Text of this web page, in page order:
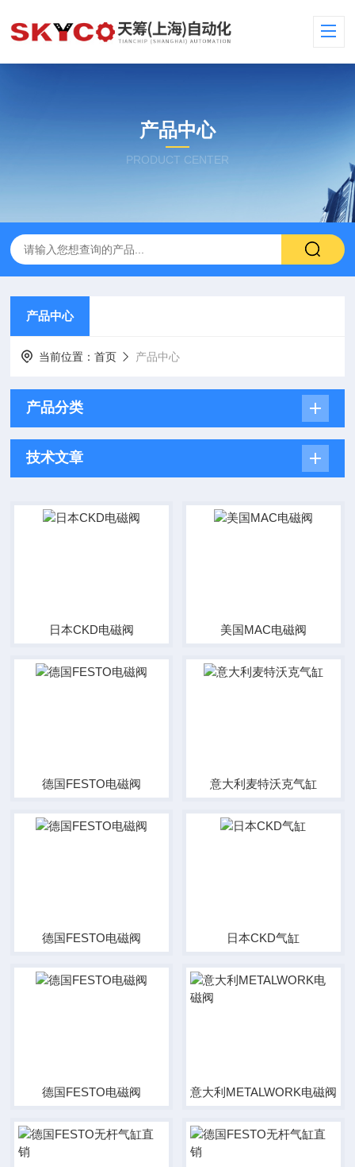
产品中心
PRODUCT CENTER
产品中心
当前位置：首页 产品中心
产品分类
技术文章
日本CKD电磁阀 美国MAC电磁阀
德国FESTO电磁阀 意大利麦特沃克气缸
德国FESTO电磁阀 日本CKD气缸
德国FESTO电磁阀 意大利METALWORK电磁阀